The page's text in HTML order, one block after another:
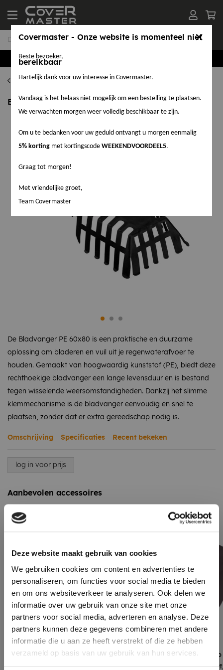
Deze website maakt gebruik van cookies
We gebruiken cookies om content en advertenties te
personaliseren, om functies voor social media te bieden
en om ons websiteverkeer te analyseren. Ook delen we
informatie over uw gebruik van onze site met onze
partners voor social media, adverteren en analyse. Deze
partners kunnen deze gegevens combineren met andere
informatie die u aan ze heeft verstrekt of die ze hebben
verzameld op basis van uw gebruik van hun services.
Hemelwaterafvoeren
Bladvanger PE 60 x 80 mm
De Bladvanger PE 60x80 is een praktische en duurzame
oplossing om bladeren en vuil uit je regenwaterafvoer te
houden. Gemaakt van hoogwaardig kunststof (PE), biedt deze
rechthoekige bladvanger een lange levensduur en is bestand
tegen wisselende weersomstandigheden. Dankzij het slimme
klemmechanisme is de bladvanger eenvoudig en snel te
plaatsen, zonder dat er extra gereedschap nodig is.
Omschrijving Specificaties Recent bekeken
log in voor prijs
Aanbevolen accessoires
EPDM stadsuitloop 90˚ 60 x 80
EPDM stadsuitloop
x 300mm
Covermaster - Onze website is momenteel niet
bereikbaar
Beste bezoeker,
Hartelijk dank voor uw interesse in Covermaster.
Vandaag is het helaas niet mogelijk om een bestelling te plaatsen.
We verwachten morgen weer volledig beschikbaar te zijn.
Om u te bedanken voor uw geduld ontvangt u morgen eenmalig
5% korting met kortingscodeWEEKENDVOORDEEL5.
Graag tot morgen!
Met vriendelijke groet,
Team Covermaster